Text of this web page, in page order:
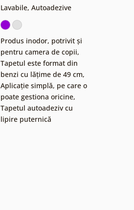
Lavabile, Autoadezive
Produs inodor, potrivit și
pentru camera de copii,
Tapetul este format din
benzi cu lățime de 49 cm,
Aplicație simplă, pe care o
poate gestiona oricine,
Tapetul autoadeziv cu
lipire puternică